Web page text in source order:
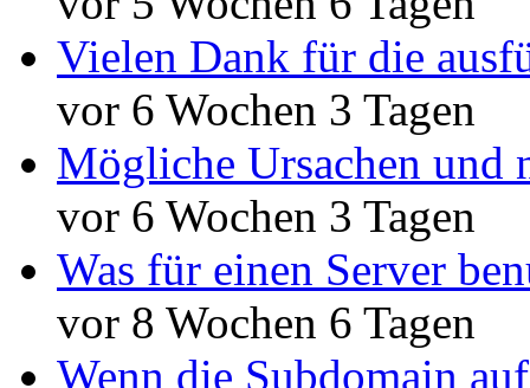
Vielen Dank für die
vor 6 Wochen 3 Tagen
Mögliche Ursachen und
vor 6 Wochen 3 Tagen
Was für einen Server
vor 8 Wochen 6 Tagen
Wenn die Subdomain auf